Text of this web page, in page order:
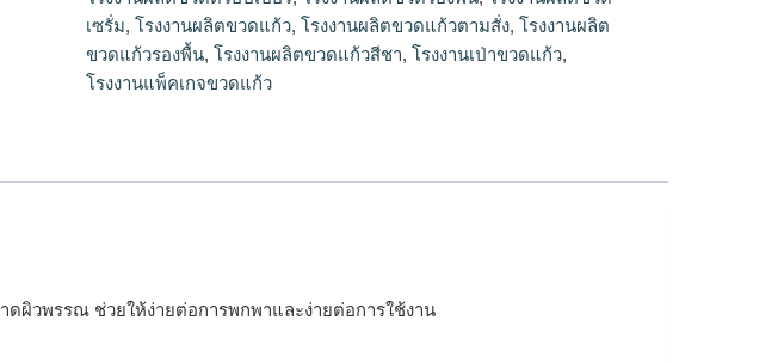
เซรั่ม,โรงงานผลิตขวดแก้ว,โรงงานผลิตขวดแก้วตามสั่ง,โรงงานผลิต
ขวดแก้วรองพื้น,โรงงานผลิตขวดแก้วสีชา,โรงงานเป่าขวดแก้ว,
โรงงานแพ็คเกจขวดแก้ว
ผิวพรรณ ช่วยให้ง่ายต่อการพกพาและง่ายต่อการใช้งาน